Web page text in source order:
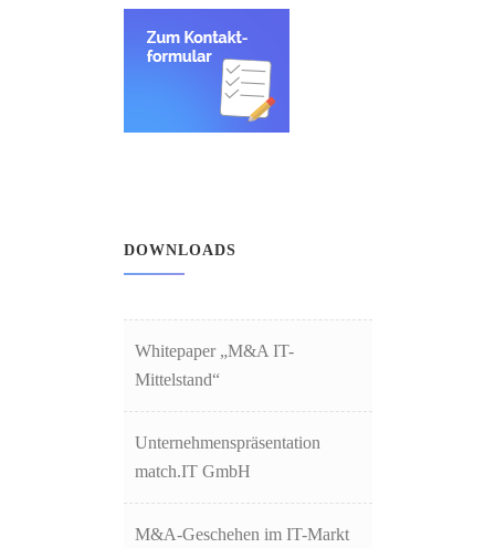
DOWNLOADS
Whitepaper „M&A IT-
Mittelstand“
Unternehmenspräsentation
match.IT GmbH
M&A-Geschehen im IT-Markt